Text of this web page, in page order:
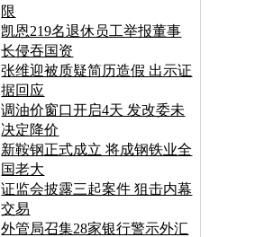
限
凯恩219名退休员工举报董事
长侵吞国资
张维迎被质疑简历造假 出示证
据回应
调油价窗口开启4天 发改委未
决定降价
新鞍钢正式成立 将成钢铁业全
国老大
证监会披露三起案件 狙击内幕
交易
外管局召集28家银行警示外汇